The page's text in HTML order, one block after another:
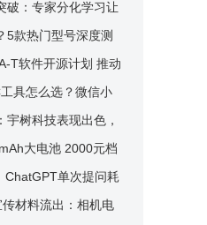
破：专家分化学习让
5款热门型号深度测
的那款
T软件开源计划 推动
具怎么选？微信小
场人学生党新宠
树科技表现出色，
云杰共探智能制造
大电池 2000元档
ChatGPT单次提问耗
人类材料流出：相机电